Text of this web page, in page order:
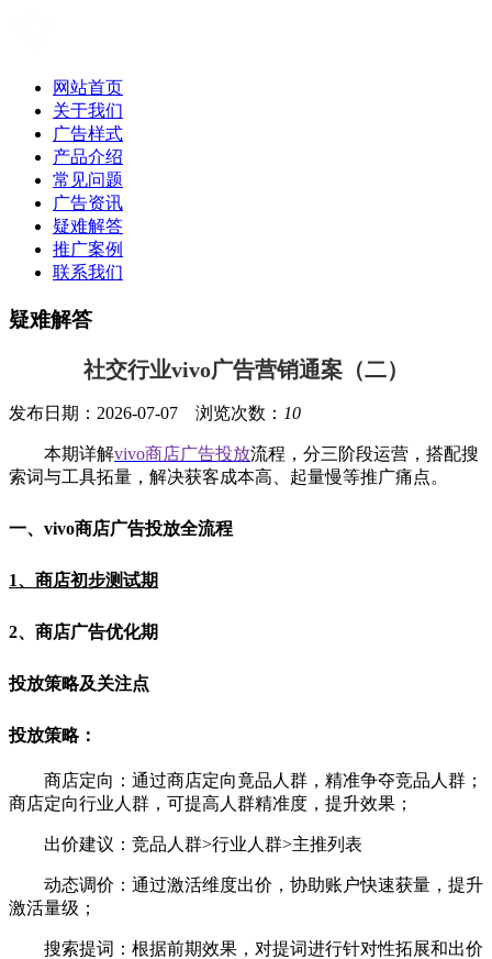
网站首页
关于我们
广告样式
产品介绍
常见问题
广告资讯
疑难解答
推广案例
联系我们
疑难解答
社交行业vivo广告营销通案（二）
发布日期：2026-07-07 浏览次数： 10
本期详解vivo商店广告投放流程，分三阶段运营，搭配搜
索词与工具拓量，解决获客成本高、起量慢等推广痛点。
一、vivo商店广告投放全流程
1、商店初步测试期
2、商店广告优化期
投放策略及关注点
投放策略：
商店定向：通过商店定向竟品人群，精准争夺竞品人群；
商店定向行业人群，可提高人群精准度，提升效果；
出价建议：竞品人群>行业人群>主推列表
动态调价：通过激活维度出价，协助账户快速获量，提升
激活量级；
搜索提词：根据前期效果，对提词进行针对性拓展和出价